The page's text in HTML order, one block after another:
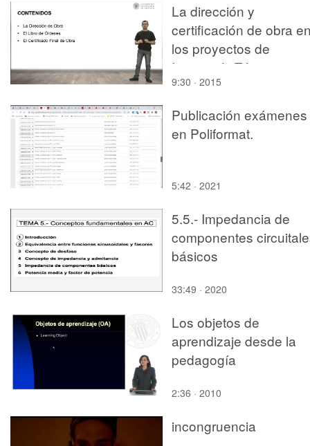
La dirección y
certificación de obra
los proyectos de
Ingeniería Técnica
Industrial
9:30 · 2015
Publicación exámenes
en Poliformat.
5:42 · 2021
5.5.- Impedancia de
componentes
básicos
33:49 · 2020
Los objetos de
aprendizaje desde la
pedagogía
2:36 · 2010
incongruencia